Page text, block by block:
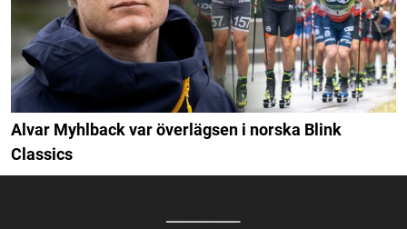
Alvar Myhlback var överlägsen i norska Blink
Classics